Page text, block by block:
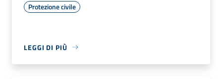
Protezione civile
LEGGI DI PIÙ